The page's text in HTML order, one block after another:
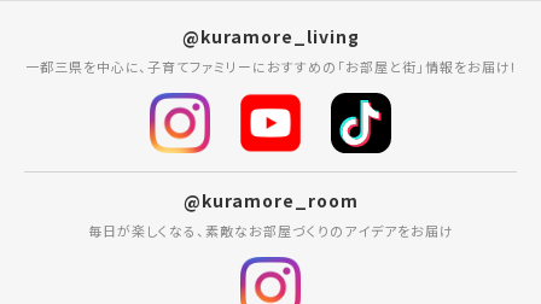
@kuramore_living
一都三県を中心に、子育てファミリーにおすすめの「お部屋と街」情報をお届け!
@kuramore_room
毎日が楽しくなる、素敵なお部屋づくりのアイデアをお届け